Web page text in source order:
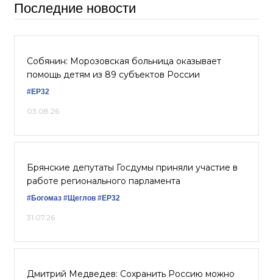
Последние новости
Собянин: Морозовская больница оказывает
помощь детям из 89 субъектов России
#ЕР32
03.08.26
Брянские депутаты Госдумы приняли участие в
работе регионального парламента
#Богомаз #Щеглов #ЕР32
31.07.26
Дмитрий Медведев: Сохранить Россию можно